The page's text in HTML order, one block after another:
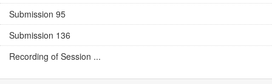
Submission 95
Submission 136
Recording of Session ...